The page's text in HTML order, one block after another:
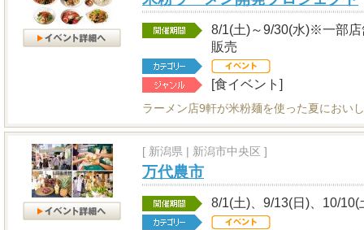
8/1(土)～9/30(水)※一部
販売
[食イベント]
ラーメン店9軒が米粉麺を使った夏におい
[ 新潟県 | 新潟市中央区 ]
万代農市
8/1(土)、9/13(日)、10/10(